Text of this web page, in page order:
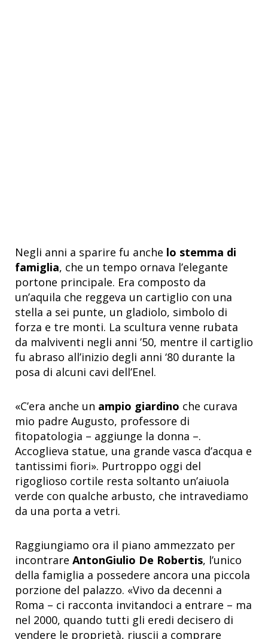
Negli anni a sparire fu anche lo stemma di
famiglia, che un tempo ornava l’elegante
portone principale. Era composto da
un’aquila che reggeva un cartiglio con una
stella a sei punte, un gladiolo, simbolo di
forza e tre monti. La scultura venne rubata
da malviventi negli anni ’50, mentre il cartiglio
fu abraso all’inizio degli anni ‘80 durante la
posa di alcuni cavi dell’Enel.
«C’era anche un ampio giardino che curava
mio padre Augusto, professore di
fitopatologia – aggiunge la donna –.
Accoglieva statue, una grande vasca d’acqua e
tantissimi fiori». Purtroppo oggi del
rigoglioso cortile resta soltanto un’aiuola
verde con qualche arbusto, che intravediamo
da una porta a vetri.
Raggiungiamo ora il piano ammezzato per
incontrare AntonGiulio De Robertis, l’unico
della famiglia a possedere ancora una piccola
porzione del palazzo. «Vivo da decenni a
Roma – ci racconta invitandoci a entrare – ma
nel 2000, quando tutti gli eredi decisero di
vendere le proprietà, riuscii a comprare